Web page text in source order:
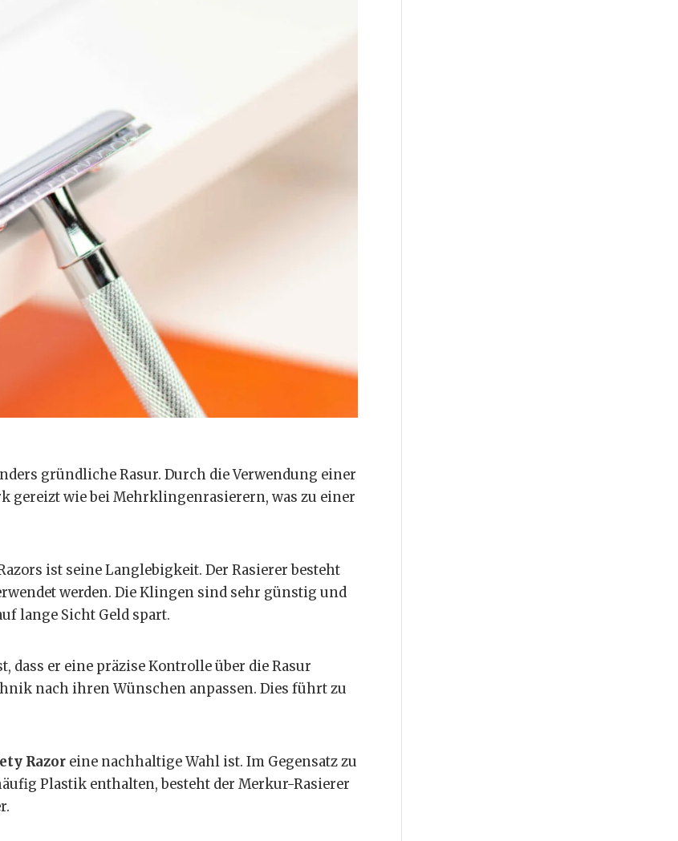
gründliche Rasur. Durch die Verwendung einer
gereizt wie bei Mehrklingenrasierern, was zu einer
ist seine Langlebigkeit. Der Rasierer besteht
werden. Die Klingen sind sehr günstig und
lange Sicht Geld spart.
dass er eine präzise Kontrolle über die Rasur
nach ihren Wünschen anpassen. Dies führt zu
Razoreine nachhaltige Wahl ist. Im Gegensatz zu
Plastik enthalten, besteht der Merkur-Rasierer